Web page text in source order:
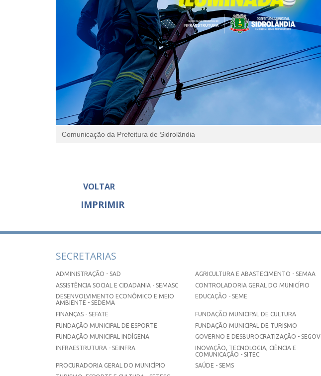
Comunicação da Prefeitura de Sidrolândia
VOLTAR
IMPRIMIR
SECRETARIAS
ADMINISTRAÇÃO - SAD
AGRICULTURA E ABASTECIMENTO - SEMAA
ASSISTÊNCIA SOCIAL E CIDADANIA - SEMASC
CONTROLADORIA GERAL DO MUNICÍPIO
DESENVOLVIMENTO ECONÔMICO E MEIO
AMBIENTE - SEDEMA
EDUCAÇÃO - SEME
FINANÇAS - SEFATE
FUNDAÇÃO MUNICIPAL DE CULTURA
FUNDAÇÃO MUNICIPAL DE ESPORTE
FUNDAÇÃO MUNICIPAL DE TURISMO
FUNDAÇÃO MUNICIPAL INDÍGENA
GOVERNO E DESBUROCRATIZAÇÃO - SEGOV
INFRAESTRUTURA - SEINFRA
INOVAÇÃO, TECNOLOGIA, CIÊNCIA E
COMUNICAÇÃO - SITEC
PROCURADORIA GERAL DO MUNICÍPIO
SAÚDE - SEMS